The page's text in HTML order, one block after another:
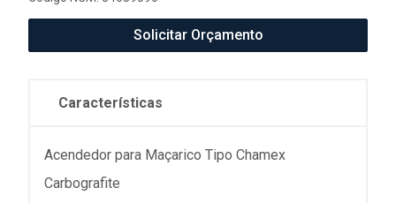
Solicitar Orçamento
Características
Acendedor para Maçarico Tipo Chamex
Carbografite